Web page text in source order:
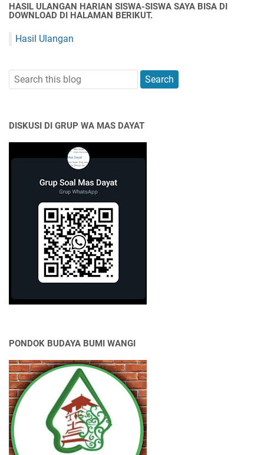
HASIL ULANGAN HARIAN SISWA-SISWA SAYA BISA DI
DOWNLOAD DI HALAMAN BERIKUT.
Hasil Ulangan
DISKUSI DI GRUP WA MAS DAYAT
PONDOK BUDAYA BUMI WANGI